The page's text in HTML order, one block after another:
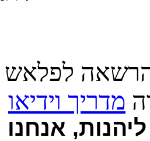
לפלאש
מדריך וידיאו